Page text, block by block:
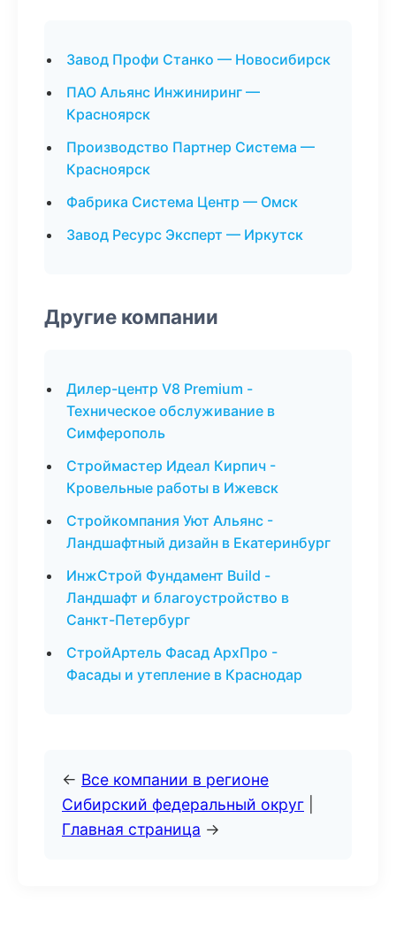
Завод Профи Станко — Новосибирск
ПАО Альянс Инжиниринг —
Красноярск
Производство Партнер Система —
Красноярск
Фабрика Система Центр — Омск
Завод Ресурс Эксперт — Иркутск
Другие компании
Дилер-центр V8 Premium -
Техническое обслуживание в
Симферополь
Строймастер Идеал Кирпич -
Кровельные работы в Ижевск
Стройкомпания Уют Альянс -
Ландшафтный дизайн в Екатеринбург
ИнжСтрой Фундамент Build -
Ландшафт и благоустройство в
Санкт-Петербург
СтройАртель Фасад АрхПро -
Фасады и утепление в Краснодар
← Все компании в регионе
Сибирский федеральный округ
Главная страница →